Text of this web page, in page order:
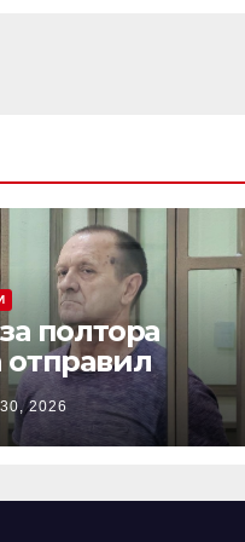
полтора
отправил
из
в
на 18 лет
2026